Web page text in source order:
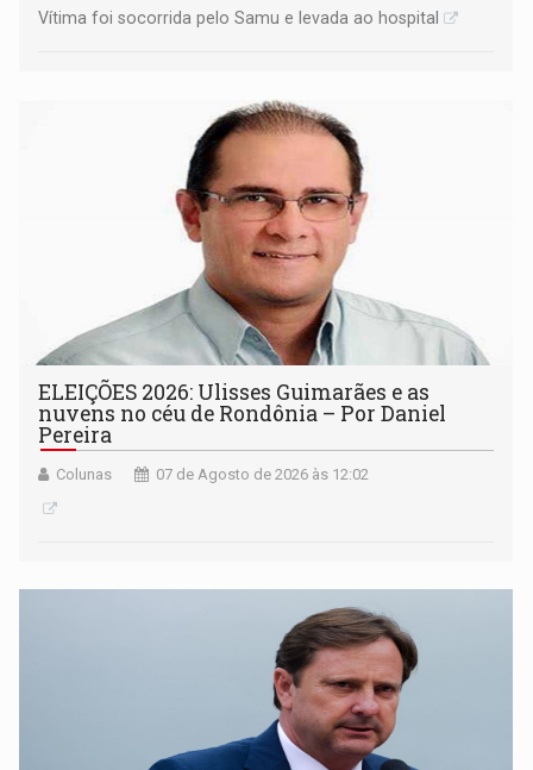
Vítima foi socorrida pelo Samu e levada ao hospital
ELEIÇÕES 2026: Ulisses Guimarães e as
nuvens no céu de Rondônia – Por Daniel
Pereira
Colunas 07 de Agosto de 2026 às 12:02